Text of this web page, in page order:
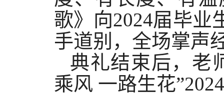
歌》向2024届毕业
手道别，全场掌声
典礼结束后，老
乘风 一路生花